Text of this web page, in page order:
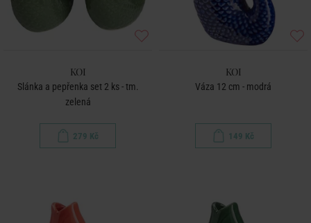
KOI
Slánka a pepřenka set 2 ks - tm.
zelená
279 Kč
KOI
Váza 12 cm - modrá
149 Kč